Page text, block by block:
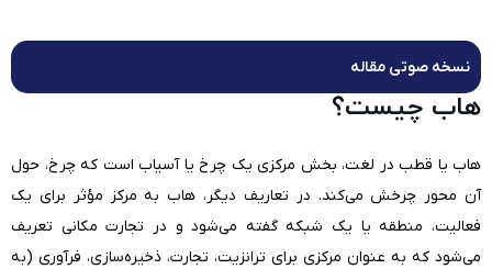
نسخه صوتی مقاله
هاب چیست؟
هاب یا قطب در لغت، بخش مرکزی یک چرخ یا آسیاب است که چرخ، حول
آن محور چرخش می‌کند. در تعاریف دیگر، هاب به مرکز مؤثر برای یک
فعالیت، منطقه یا یک شبکه گفته می‌شود و در تجارت مکانی تعریف
می‌شود که به عنوان مرکزی برای ترانزیت، تجارت، ذخیره‌سازی، فرآوری (به